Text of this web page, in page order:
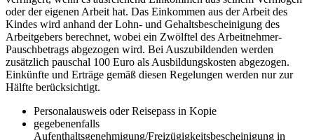
oder der eigenen Arbeit hat. Das Einkommen aus der Arbeit des
Kindes wird anhand der Lohn- und Gehaltsbescheinigung des
Arbeitgebers berechnet, wobei ein Zwölftel des Arbeitnehmer-
Pauschbetrags abgezogen wird. Bei Auszubildenden werden
zusätzlich pauschal 100 Euro als Ausbildungskosten abgezogen.
Einkünfte und Erträge gemäß diesen Regelungen werden nur zur
Hälfte berücksichtigt.
Personalausweis oder Reisepass in Kopie
gegebenenfalls
Aufenthaltsgenehmigung/Freizügigkeitsbescheinigung in